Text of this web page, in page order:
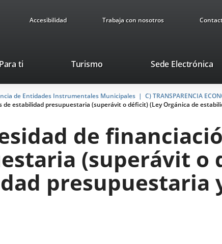
Accesibilidad Trabaja con nosotros
Para ti TurismoEste
se
abrirá
en
ventana
nueva.
Sede Electrónica
de Entidades Instrumentales Municipales C) TRANSPARENCIA
estabilidad presupuestaria (superávit o déficit) (Ley Orgánica de
de
(superávit o
presupuestaria